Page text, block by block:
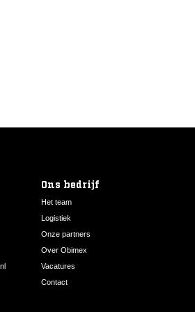
Ons bedrijf
Het team
Logistiek
Onze partners
Over Obimex
Vacatures
Contact